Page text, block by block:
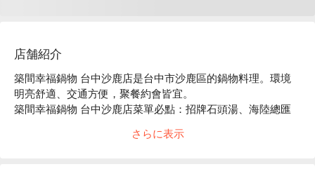
店舗紹介
築間幸福鍋物 台中沙鹿店是台中市沙鹿區的鍋物料理。環境
明亮舒適、交通方便，聚餐約會皆宜。
築間幸福鍋物 台中沙鹿店菜單必點：招牌石頭湯、海陸總匯
築間幸福鍋物 台中沙鹿店推薦：餐點選擇豐富，價格親民，
さらに表示